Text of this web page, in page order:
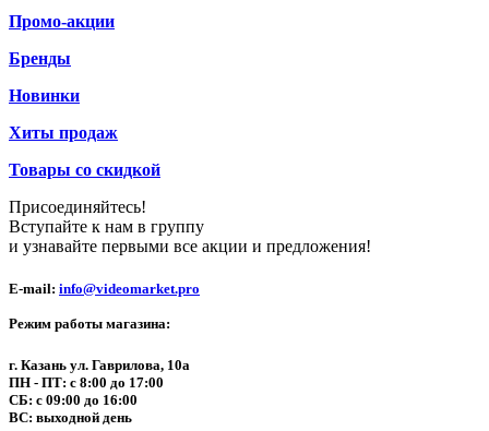
Промо-акции
Бренды
Новинки
Хиты продаж
Товары со скидкой
Присоединяйтесь!
Вступайте к нам в группу
и узнавайте первыми все акции и предложения!
E-mail: info@videomarket.pro
Режим работы магазина:
г. Казань ул. Гаврилова, 10а
ПН - ПТ: с 8:00 до 17:00
СБ: с 09:00 до 16:00
ВС: выходной день